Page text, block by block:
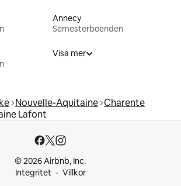
Annecy
Semesterboenden
Visa mer
Nouvelle-Aquitaine Charente
Lafont
© 2026 Airbnb, Inc.
Integritet
Villkor